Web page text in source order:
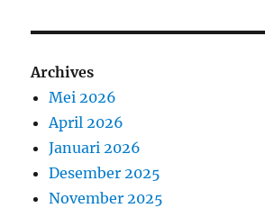
Archives
Mei 2026
April 2026
Januari 2026
Desember 2025
November 2025